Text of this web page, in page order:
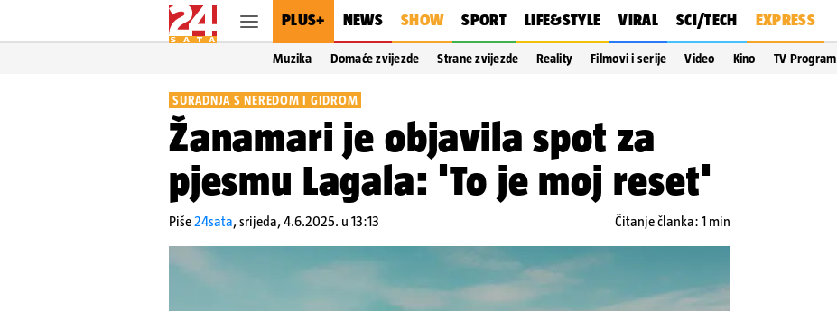
PLUS+ NEWS SHOW SPORT LIFE&STYLE VIRAL SCI/TECH EXPRESS
Muzika Domaće zvijezde Strane zvijezde Reality Filmovi i serije Video Kino TV Program
SURADNJA S NEREDOM I GIDROM
Žanamari je objavila spot za
pjesmu Lagala: 'To je moj reset'
Piše24sata,srijeda, 4.6.2025. u 13:13 Čitanje članka: 1 min